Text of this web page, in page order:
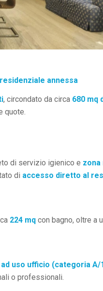
annessa
, circondato da circa 680 mq
quote.
di servizio igienico e
di accesso diretto al
224 mq con bagno, oltre a
ad uso ufficio (categoria A/
o professionali.